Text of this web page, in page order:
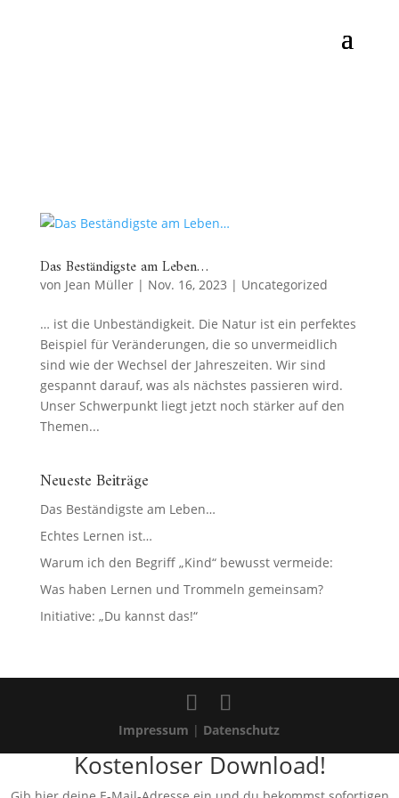
Das Beständigste am Leben…
von Jean Müller| Nov. 16, 2023 | Uncategorized
… ist die Unbeständigkeit. Die Natur ist ein perfektes
Beispiel für Veränderungen, die so unvermeidlich
sind wie der Wechsel der Jahreszeiten. Wir sind
gespannt darauf, was als nächstes passieren wird.
Unser Schwerpunkt liegt jetzt noch stärker auf den
Themen...
Neueste Beiträge
Das Beständigste am Leben…
Echtes Lernen ist…
Warum ich den Begriff „Kind“ bewusst vermeide:
Was haben Lernen und Trommeln gemeinsam?
Initiative: „Du kannst das!“
Impressum | Datenschutz
Kostenloser Download!